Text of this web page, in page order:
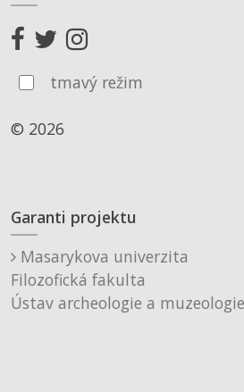
tmavý režim
© 2026
Garanti projektu
Masarykova univerzita
Filozofická fakulta
Ústav archeologie a muzeologie